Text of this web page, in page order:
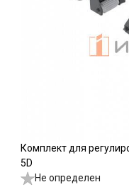
Комплект для
5D
Не определен